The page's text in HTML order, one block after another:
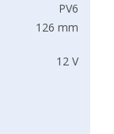
PV6
126 mm
12 V